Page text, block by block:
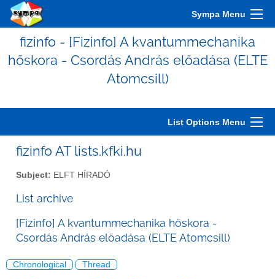
Sympa Menu
fizinfo - [Fizinfo] A kvantummechanika
hőskora - Csordás András előadása (ELTE
Atomcsill)
List Options Menu
fizinfo AT lists.kfki.hu
Subject: ELFT HÍRADÓ
List archive
[Fizinfo] A kvantummechanika hőskora -
Csordás András előadása (ELTE Atomcsill)
Chronological Thread